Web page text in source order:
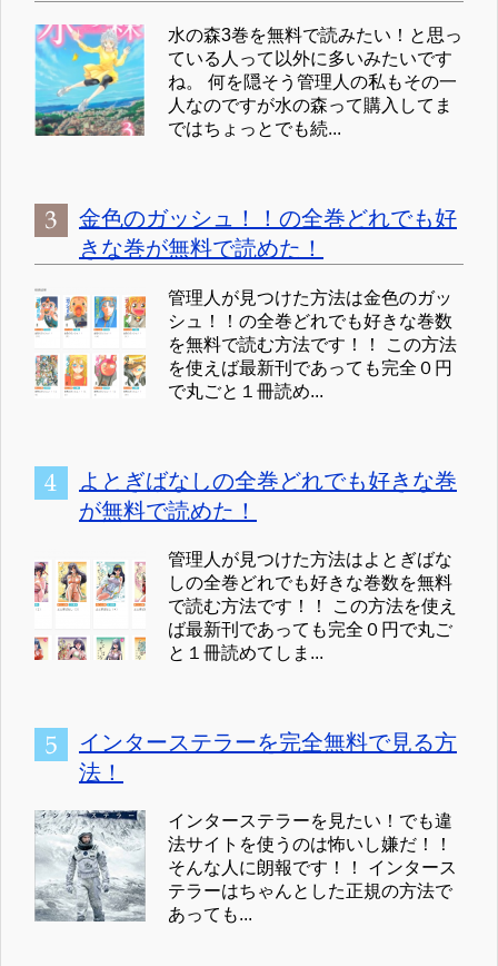
水の森3巻を無料で読みたい！と思っ
ている人って以外に多いみたいです
ね。 何を隠そう管理人の私もその一
人なのですが水の森って購入してま
ではちょっとでも続...
金色のガッシュ！！の全巻どれでも好
きな巻が無料で読めた！
管理人が見つけた方法は金色のガッ
シュ！！の全巻どれでも好きな巻数
を無料で読む方法です！！ この方法
を使えば最新刊であっても完全０円
で丸ごと１冊読め...
よとぎばなしの全巻どれでも好きな巻
が無料で読めた！
管理人が見つけた方法はよとぎばな
しの全巻どれでも好きな巻数を無料
で読む方法です！！ この方法を使え
ば最新刊であっても完全０円で丸ご
と１冊読めてしま...
インターステラーを完全無料で見る方
法！
インターステラーを見たい！でも違
法サイトを使うのは怖いし嫌だ！！
そんな人に朗報です！！ インタース
テラーはちゃんとした正規の方法で
あっても...